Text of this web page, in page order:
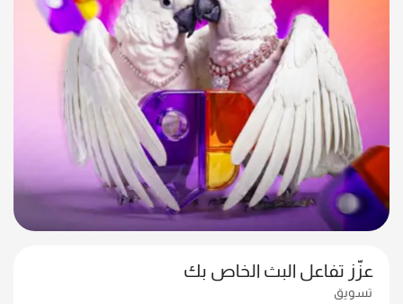
عزّز تفاعل البث الخاص بك
تسويق